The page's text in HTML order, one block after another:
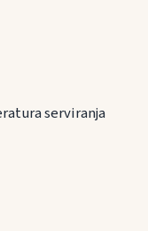
serviranja